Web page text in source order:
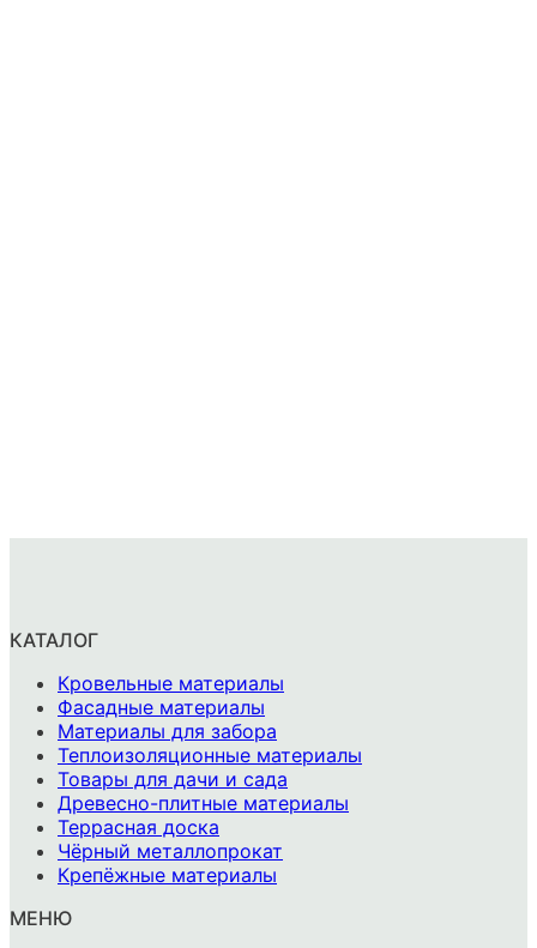
КАТАЛОГ
Кровельные материалы
Фасадные материалы
Материалы для забора
Теплоизоляционные материалы
Товары для дачи и сада
Древесно-плитные материалы
Террасная доска
Чёрный металлопрокат
Крепёжные материалы
МЕНЮ